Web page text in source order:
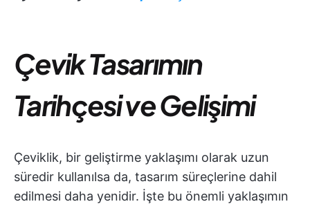
Çevik Tasarımın
Tarihçesi ve Gelişimi
Çeviklik, bir geliştirme yaklaşımı olarak uzun
süredir kullanılsa da, tasarım süreçlerine dahil
edilmesi daha yenidir. İşte bu önemli yaklaşımın